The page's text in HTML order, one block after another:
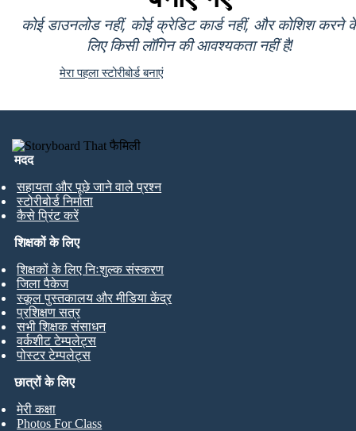
कोई डाउनलोड नहीं, कोई क्रेडिट कार्ड नहीं, और कोशिश करने
लिए किसी लॉगिन की आवश्यकता नहीं है!
मेरा पहला स्टोरीबोर्ड बनाएं
मदद
सहायता और पूछे जाने वाले प्रश्न
स्टोरीबोर्ड निर्माता
कैसे प्रिंट करें
छात्रों के लिए
मेरी कक्षा
Photos For Class
शिक्षकों के लिए
शिक्षकों के लिए निःशुल्क संस्करण
जिला पैकेज
स्कूल पुस्तकालय और मीडिया केंद्र
प्रशिक्षण सत्र
सभी शिक्षक संसाधन
वर्कशीट टेम्पलेट्स
पोस्टर टेम्पलेट्स